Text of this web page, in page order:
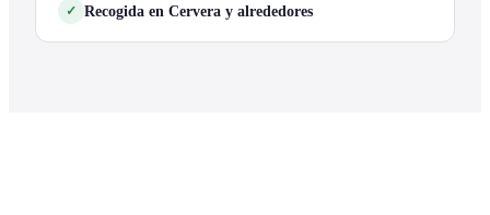
Recogida en Cervera y alrededores